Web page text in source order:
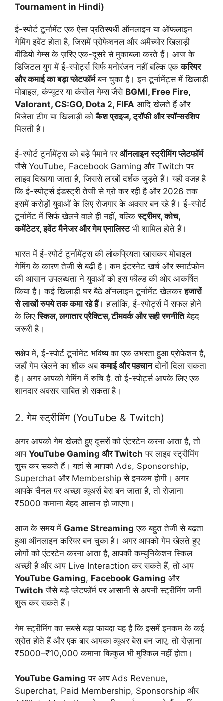
Tournament in Hindi)
ई-स्पोर्ट टूर्नामेंट एक ऐसा प्रतिस्पर्धी ऑनलाइन या ऑफलाइन
गेमिंग इवेंट होता है, जिसमें प्रोफेशनल और अमैच्योर खिलाड़ी
वीडियो गेम्स के ज़रिए एक-दूसरे से मुकाबला करते हैं। आज के
डिजिटल युग में ई-स्पोर्ट्स सिर्फ मनोरंजन नहीं बल्कि एककरियर
और कमाई का बड़ा प्लेटफॉर्मबन चुका है। इन टूर्नामेंट्स में खिलाड़ी
मोबाइल, कंप्यूटर या कंसोल गेम्स जैसे BGMI, Free Fire,
Valorant, CS:GO, Dota 2, FIFA आदि खेलते हैं और
विजेता टीम या खिलाड़ी कोकैश प्राइज, ट्रॉफी और स्पॉन्सरशिप
मिलती है।
ई-स्पोर्ट टूर्नामेंट्स को बड़े पैमाने पर ऑनलाइन स्ट्रीमिंग प्लेटफॉर्म
जैसे YouTube, Facebook Gaming और Twitch पर
लाइव दिखाया जाता है, जिससे लाखों दर्शक जुड़ते हैं। यही वजह है
कि ई-स्पोर्ट्स इंडस्ट्री तेजी से ग्रो कर रही है और 2026 तक
इसमें करोड़ों युवाओं के लिए रोजगार के अवसर बन रहे हैं। ई-स्पोर्ट
टूर्नामेंट में सिर्फ खेलने वाले ही नहीं, बल्किस्ट्रीमर, कोच,
कमेंटेटर, इवेंट मैनेजर और गेम एनालिस्टभी शामिल होते हैं।
भारत में ई-स्पोर्ट टूर्नामेंट्स की लोकप्रियता खासकर मोबाइल
गेमिंग के कारण तेजी से बढ़ी है। कम इंटरनेट खर्च और स्मार्टफोन
की आसान उपलब्धता ने युवाओं को इस फील्ड की ओर आकर्षित
किया है। कई खिलाड़ी घर बैठे ऑनलाइन टूर्नामेंट खेलकरहजारों
से लाखों रुपये तक कमा रहे हैं। हालांकि, ई-स्पोर्ट्स में सफल होने
के लिएस्किल, लगातार प्रैक्टिस, टीमवर्क और सही रणनीतिबेहद
जरूरी है।
संक्षेप में, ई-स्पोर्ट टूर्नामेंट भविष्य का एक उभरता हुआ प्रोफेशन है,
जहाँ गेम खेलने का शौक अबकमाई और पहचानदोनों दिला सकता
है। अगर आपको गेमिंग में रुचि है, तो ई-स्पोर्ट्स आपके लिए एक
शानदार अवसर साबित हो सकता है।
2. गेम स्ट्रीमिंग (YouTube & Twitch)
अगर आपको गेम खेलते हुए दूसरों को एंटरटेन करना आता है, तो
आप YouTube Gaming और Twitch पर लाइव स्ट्रीमिंग
शुरू कर सकते हैं। यहां से आपको Ads, Sponsorship,
Superchat और Membership से इनकम होगी। अगर
आपके चैनल पर अच्छा व्यूअर्स बेस बन जाता है, तो रोज़ाना
₹5000 कमाना बेहद आसान हो जाएगा।
आज के समय में Game Streaming एक बहुत तेजी से बढ़ता
हुआ ऑनलाइन करियर बन चुका है। अगर आपको गेम खेलते हुए
लोगों को एंटरटेन करना आता है, आपकी कम्युनिकेशन स्किल
अच्छी है और आप Live Interaction कर सकते हैं, तो आप
YouTube Gaming, Facebook Gaming और
Twitch जैसे बड़े प्लेटफॉर्म पर आसानी से अपनी स्ट्रीमिंग जर्नी
शुरू कर सकते हैं।
गेम स्ट्रीमिंग का सबसे बड़ा फायदा यह है कि इसमें इनकम के कई
स्रोत होते हैं और एक बार आपका व्यूअर बेस बन जाए, तो रोज़ाना
₹5000–₹10,000 कमाना बिल्कुल भी मुश्किल नहीं होता।
YouTube Gaming पर आप Ads Revenue,
Superchat, Paid Membership, Sponsorship और